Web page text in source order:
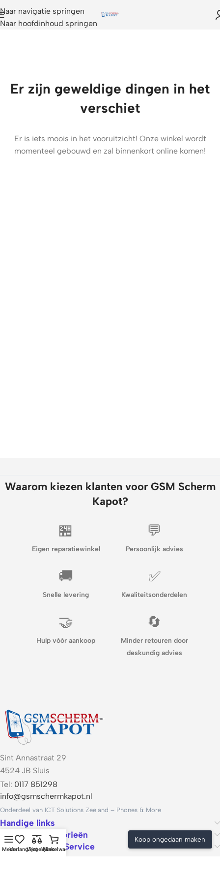
Naar navigatie springen
Naar hoofdinhoud springen
Er zijn geweldige dingen in het
verschiet
Er is iets moois in het vooruitzicht! Onze winkel wordt
momenteel gebouwd en zal binnenkort online komen!
Waarom kiezen klanten voor GSM Scherm
Kapot?
🏪
Eigen reparatiewinkel
💬
Persoonlijk advies
🚚
Snelle levering
✅
Kwaliteitsonderdelen
🤝
Hulp vóór aankoop
🔄
Minder retouren door
deskundig advies
Sint Annastraat 29
4524 JB Sluis
Tel: 0117 851298
info@gsmschermkapot.nl
Onderdeel van ICT Solutions Zeeland – Phones & More
Handige links
Populaire categorieën
Voorwaarden & Service
MenuVerlanglijstVergelijkenWinkelwagen
Koop ongedaan maken